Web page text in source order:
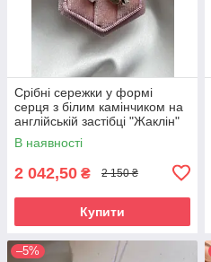
Срібні сережки у формі
серця з білим камінчиком на
англійській застібці "Жаклін"
В наявності
2 042,50 ₴ 2 150 ₴
Купити
–5%